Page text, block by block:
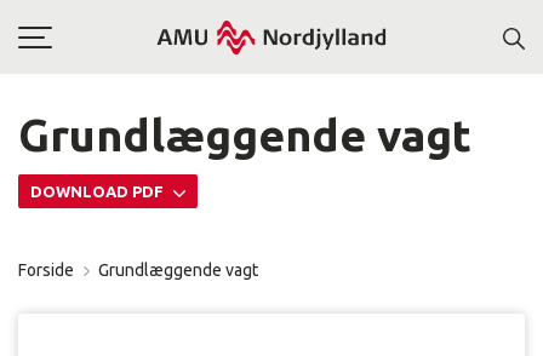
Toggle
Grundlæggende vagt
DOWNLOAD PDF
Forside Grundlæggende vagt